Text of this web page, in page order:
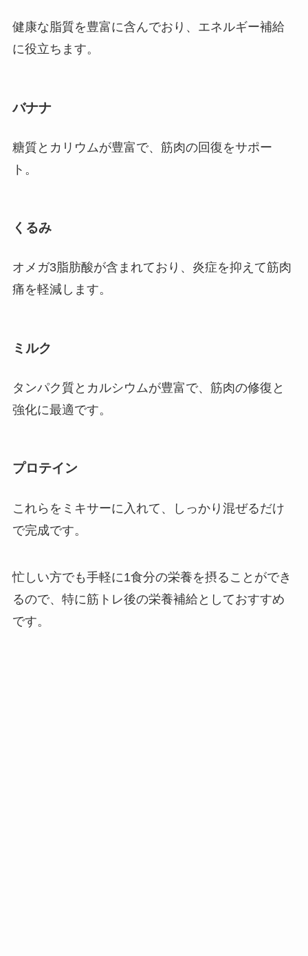
健康な脂質を豊富に含んでおり、エネルギー補給
に役立ちます。
バナナ
糖質とカリウムが豊富で、筋肉の回復をサポー
ト。
くるみ
オメガ3脂肪酸が含まれており、炎症を抑えて筋肉
痛を軽減します。
ミルク
タンパク質とカルシウムが豊富で、筋肉の修復と
強化に最適です。
プロテイン
これらをミキサーに入れて、しっかり混ぜるだけ
で完成です。
忙しい方でも手軽に1食分の栄養を摂ることができ
るので、特に筋トレ後の栄養補給としておすすめ
です。